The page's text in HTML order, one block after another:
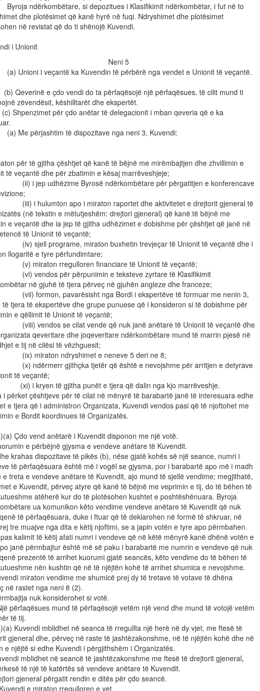
ndërkombëtare, si depozitues i Klasifikimit ndërkombëtar, i fut në to
dhe plotësimet që kanë hyrë në fuqi. Ndryshimet dhe plotësimet
në revistat që do ti shënojë Kuvendi.
i Unionit
Neni 5
Unioni i veçantë ka Kuvendin të përbërë nga vendet e Unionit të veçantë.
e çdo vendi do ta përfaqësojë një përfaqësues, të cilit mund ti
zëvendësit, këshilltarët dhe ekspertët.
për çdo anëtar të delegacionit i mban qeveria që e ka
Me përjashtim të dispozitave nga neni 3, Kuvendi:
për të gjitha çështjet që kanë të bëjnë me mirëmbajtjen dhe zhvillimin e
të veçantë dhe për zbatimin e kësaj marrëveshjeje;
jep udhëzime Byrosë ndërkombëtare për përgatitjen e konferencave
hulumton apo i miraton raportet dhe aktivitetet e drejtorit gjeneral të
(në tekstin e mëtutjeshëm: drejtori gjeneral) që kanë të bëjnë me
e veçantë dhe ia jep të gjitha udhëzimet e dobishme për çështjet që janë në
të Unionit të veçantë;
programe, miraton buxhetin trevjeçar të Unionit të veçantë dhe i
llogaritë e tyre përfundimtare;
rregulloren financiare të Unionit të veçantë;
për përpunimin e teksteve zyrtare të Klasifikimit
në gjuhë të tjera përveç në gjuhën angleze dhe franceze;
formon, pavarësisht nga Bordi i ekspertëve të formuar me nenin 3,
të tjera të ekspertëve dhe grupe punuese që i konsideron si të dobishme për
e qëllimit të Unionit të veçantë;
vendos se cilat vende që nuk janë anëtare të Unionit të veçantë dhe
qeveritare dhe joqeveritare ndërkombëtare mund të marrin pjesë në
e tij në cilësi të vëzhguesit;
ndryshimet e neneve 5 deri ne 8;
gjithçka tjetër që është e nevojshme për arritjen e detyrave
të veçantë;
kryen të gjitha punët e tjera që dalin nga kjo marrëveshje.
i përket çështjeve për të cilat në mënyrë të barabartë janë të interesuara edhe
e tjera që i administron Organizata, Kuvendi vendos pasi që të njoftohet me
e Bordit koordinues të Organizatës.
Çdo vend anëtarë i Kuvendit disponon me një votë.
e përbëjnë gjysma e vendeve anëtare të Kuvendit.
krahas dispozitave të pikës (b), nëse gjatë kohës së një seance, numri i
të përfaqësuara është më i vogël se gjysma, por i barabartë apo më i madh
e treta e vendeve anëtare të Kuvendit, ajo mund të sjellë vendime; megjithatë,
e Kuvendit, përveç atyre që kanë të bëjnë me veprimin e tij, do të bëhen të
atëherë kur do të plotësohen kushtet e poshtëshënuara. Byroja
ua komunikon këto vendime vendeve anëtare të Kuvendit që nuk
të përfaqësuara, duke i ftuar që të deklarohen në formë të shkruar, në
tre muajve nga dita e këtij njoftimi, se a japin votën e tyre apo përmbahen.
kalimit të këtij afati numri i vendeve që në këtë mënyrë kanë dhënë votën e
janë përmbajtur është më së paku i barabartë me numrin e vendeve që nuk
prezentë të arrihet kuorumi gjatë seancës, këto vendime do të bëhen të
nën kushtin që në të njëjtën kohë të arrihet shumica e nevojshme.
miraton vendime me shumicë prej dy të tretave të votave të dhëna
në rastet nga neni 8 (2).
nuk konsiderohet si votë.
përfaqësues mund të përfaqësojë vetëm një vend dhe mund të votojë vetëm
të tij.
Kuvendi mblidhet në seanca të rregullta një herë në dy vjet, me ftesë të
gjeneral dhe, përveç në raste të jashtëzakonshme, në të njëjtën kohë dhe në
e njëjtë si edhe Kuvendi i përgjithshëm i Organizatës.
mblidhet në seancë të jashtëzakonshme me ftesë të drejtorit gjeneral,
të një të katërtës së vendeve anëtare të Kuvendit.
gjeneral përgatit rendin e ditës për çdo seancë.
e miraton rregulloren e vet.